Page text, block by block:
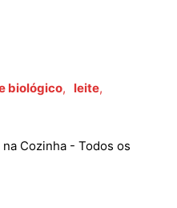
biológico, leite,
Cozinha - Todos os